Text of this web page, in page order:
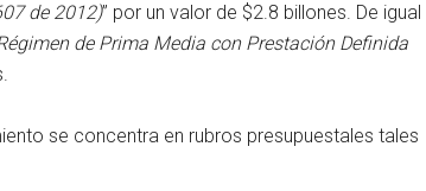
de 2012)” por un valor de $2.8 billones. De igual
de Prima Media con Prestación Definida
se concentra en rubros presupuestales tales